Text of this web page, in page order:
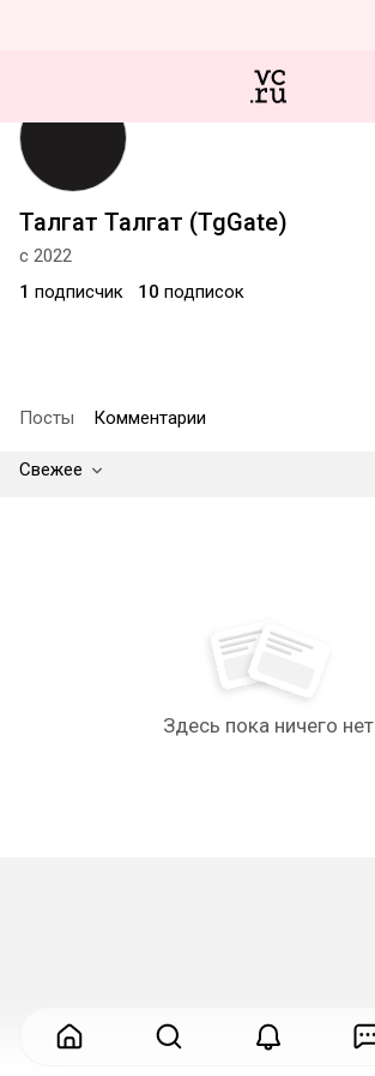
Талгат Талгат (TgGate)
с 2022
1 подписчик 10 подписок
Посты Комментарии
Свежее
Здесь пока ничего нет